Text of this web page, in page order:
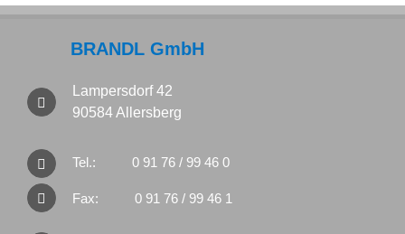
BRANDL GmbH
Lampersdorf 42
90584 Allersberg
Tel.: 0 91 76 / 99 46 0
Fax: 0 91 76 / 99 46 1